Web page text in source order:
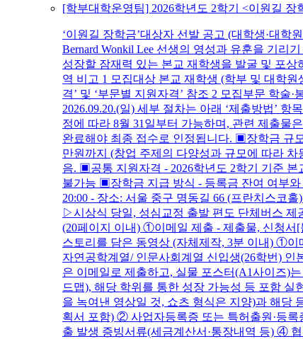
[학부대학운영팀] 2026학년도 2학기 <이원길 장
‘이원길 장학금’대상자 선발 공고 (대학생·대
Bernard Wonkil Lee 선생의 영성과 유훈을 기리
성장할 잠재력 있는 본교 재학생을 발굴 및 포
역 비고 1 모집대상 본교 재학생 (학부 및 대학
격’ 및 ‘부문별 지원자격’ 참조 2 모집부문 학술
2026.09.20.(일) 세부 절차는 아래 ‘제출방법’
정에 따라 8월 31일부터 가능하며, 관련 제출물
완료해야 최종 접수로 인정됩니다. ▣장학금 규
만원까지 (창업 주제의 다양성과 규모에 따라
음. ▣공통 지원자격 - 2026학년도 2학기 기준
불가능 ▣장학금 지급 방식 - 등록금 잔여 여부
20:00 - 장소: 서울 중구 명동길 66 (프란치스코
▷시상식 당일, 성심교정 출발 편도 단체버스
(20페이지 이내) ①이메일 제출 - 제출물, 신청
스토리를 담은 동영상 (자체제작, 3분 이내) ①
자연공학계열/ 인문사회계열 신입생(26학번)
은 이메일로 제출하고, 실물 포스터(A1사이즈)
드맵), 해당 학위를 통한 성장 가능성 등 포함 실
을 녹여낸 영상일 것, 쇼츠 형식은 지양)과 해당
획서 포함) ② 사업자등록증 또는 특허출원·등
출 발생 증빙서류(세금계산서·통장내역 등) ④